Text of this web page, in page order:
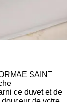
SAINT
de duvet et de